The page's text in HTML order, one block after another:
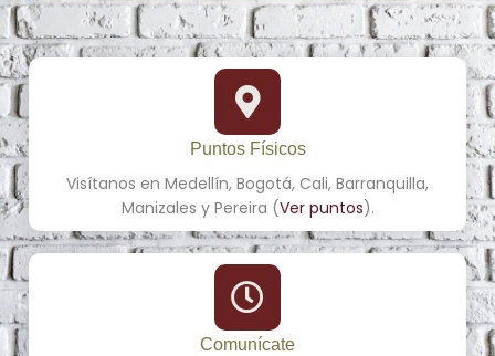
Puntos Físicos
Visítanos en Medellín, Bogotá, Cali, Barranquilla,
Manizales y Pereira (Ver puntos).
Comunícate